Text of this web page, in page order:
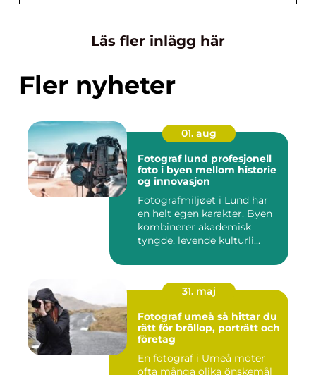
Läs fler inlägg här
Fler nyheter
01. aug
Fotograf lund profesjonell
foto i byen mellom historie
og innovasjon
Fotografmiljøet i Lund har
en helt egen karakter. Byen
kombinerer akademisk
tyngde, levende kulturli...
31. maj
Fotograf umeå så hittar du
rätt för bröllop, porträtt och
företag
En fotograf i Umeå möter
ofta många olika önskemål